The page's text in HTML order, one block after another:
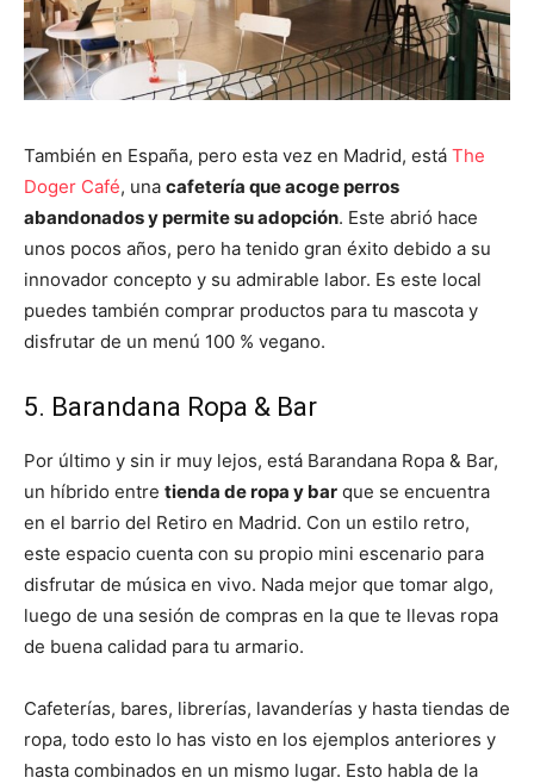
También en España, pero esta vez en Madrid, está The
Doger Café, una cafetería que acoge perros
abandonados y permite su adopción. Este abrió hace
unos pocos años, pero ha tenido gran éxito debido a su
innovador concepto y su admirable labor. Es este local
puedes también comprar productos para tu mascota y
disfrutar de un menú 100 % vegano.
5. Barandana Ropa & Bar
Por último y sin ir muy lejos, está Barandana Ropa & Bar,
un híbrido entre tienda de ropa y bar que se encuentra
en el barrio del Retiro en Madrid. Con un estilo retro,
este espacio cuenta con su propio mini escenario para
disfrutar de música en vivo. Nada mejor que tomar algo,
luego de una sesión de compras en la que te llevas ropa
de buena calidad para tu armario.
Cafeterías, bares, librerías, lavanderías y hasta tiendas de
ropa, todo esto lo has visto en los ejemplos anteriores y
hasta combinados en un mismo lugar. Esto habla de la